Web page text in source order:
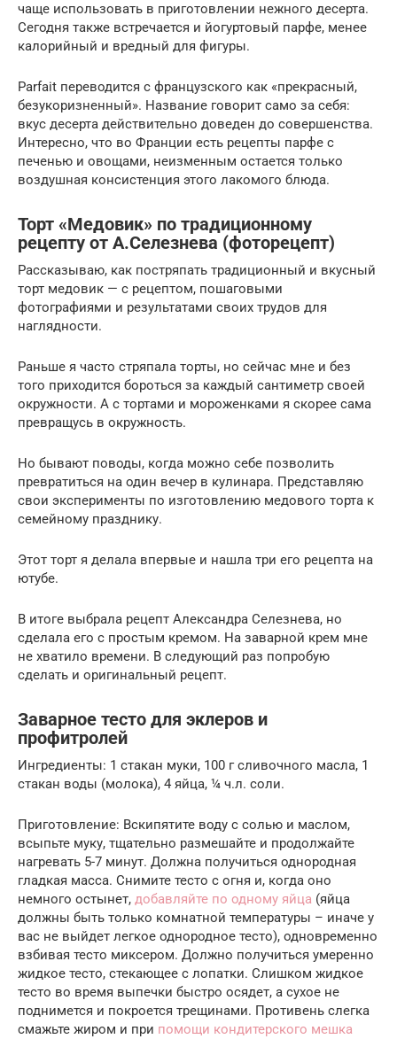
чаще использовать в приготовлении нежного десерта.
Сегодня также встречается и йогуртовый парфе, менее
калорийный и вредный для фигуры.
Parfait переводится с французского как «прекрасный,
безукоризненный». Название говорит само за себя:
вкус десерта действительно доведен до совершенства.
Интересно, что во Франции есть рецепты парфе с
печенью и овощами, неизменным остается только
воздушная консистенция этого лакомого блюда.
Торт «Медовик» по традиционному
рецепту от А.Селезнева (фоторецепт)
Рассказываю, как постряпать традиционный и вкусный
торт медовик — с рецептом, пошаговыми
фотографиями и результатами своих трудов для
наглядности.
Раньше я часто стряпала торты, но сейчас мне и без
того приходится бороться за каждый сантиметр своей
окружности. А с тортами и мороженками я скорее сама
превращусь в окружность.
Но бывают поводы, когда можно себе позволить
превратиться на один вечер в кулинара. Представляю
свои эксперименты по изготовлению медового торта к
семейному празднику.
Этот торт я делала впервые и нашла три его рецепта на
ютубе.
В итоге выбрала рецепт Александра Селезнева, но
сделала его с простым кремом. На заварной крем мне
не хватило времени. В следующий раз попробую
сделать и оригинальный рецепт.
Заварное тесто для эклеров и
профитролей
Ингредиенты: 1 стакан муки, 100 г сливочного масла, 1
стакан воды (молока), 4 яйца, ¼ ч.л. соли.
Приготовление: Вскипятите воду с солью и маслом,
всыпьте муку, тщательно размешайте и продолжайте
нагревать 5-7 минут. Должна получиться однородная
гладкая масса. Снимите тесто с огня и, когда оно
немного остынет, добавляйте по одному яйца (яйца
должны быть только комнатной температуры – иначе у
вас не выйдет легкое однородное тесто), одновременно
взбивая тесто миксером. Должно получиться умеренно
жидкое тесто, стекающее с лопатки. Слишком жидкое
тесто во время выпечки быстро осядет, а сухое не
поднимется и покроется трещинами. Противень слегка
смажьте жиром и при помощи кондитерского мешка